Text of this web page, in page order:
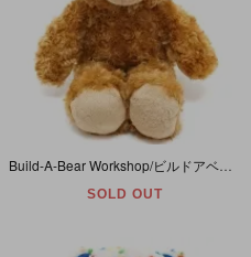
SOLD OUT